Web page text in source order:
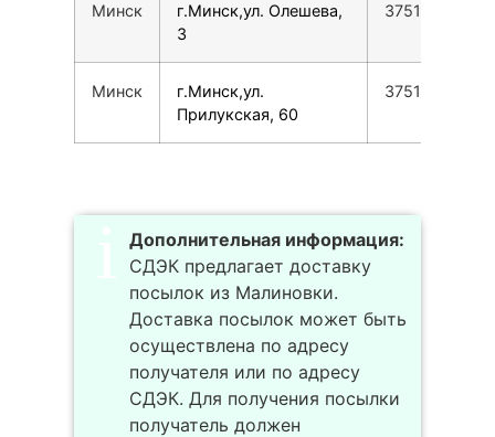
Минск
г.Минск,ул. Олешева,
3
Минск
г.Минск,ул.
Прилукская, 60
Дополнительная информация:
СДЭК предлагает доставку
посылок из Малиновки.
Доставка посылок может быть
осуществлена по адресу
получателя или по адресу
СДЭК. Для получения посылки
получатель должен